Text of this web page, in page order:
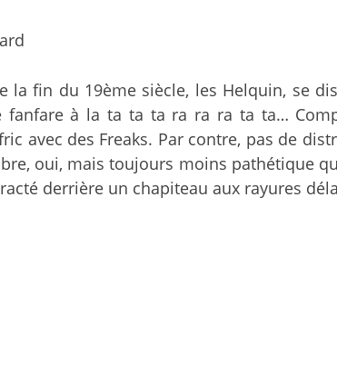
la fin du 19ème siècle, les Helquin, se
fanfare à la ta ta ta ra ra ra ta ta…
avec des Freaks. Par contre, pas de
oui, mais toujours moins
derrière un chapiteau aux rayures